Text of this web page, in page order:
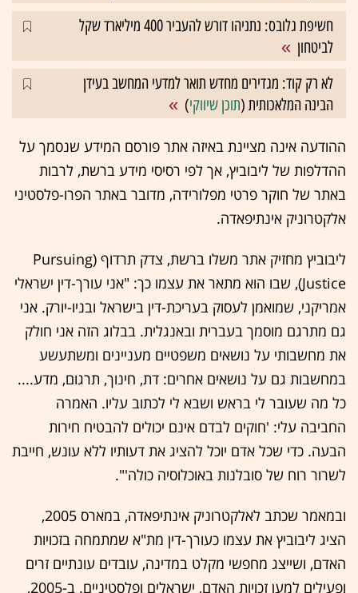
חשיפת גלובס: נתניהו דורש להעביר 400 מיליארד שקל
לביטחון
לא רק קוד: מגדירים מחדש תואר למדעי המחשב בעידן
הבינה המלאכותית (תוכן שיווקי)
ההודעה אינה מציינת באיזה אתר פורסם המידע שנסמך על
ההדלפות של ליבוביץ, אך לפי רסיסי מידע ברשת, לרבות
באתר של חוקר פרטי מפלורידה, מדובר באתר הפרו-פלסטיני
אלקטרוניק אינתיפאדה.
ליבוביץ מחזיק אתר משלו ברשת, צדק תרדוף (Pursuing
Justice), שבו הוא מתאר את עצמו כך: "אני עורך-דין ישראלי
אמריקני, שמואמן לעסוק בעריכת-דין בישראל ובניו-יורק. אני
גם מתרגם מוסמך בעברית ובאנגלית. בבלוג הזה אני חולק
את מחשבותי על נושאים משפטיים מעניינים ומשתעשע
במחשבות גם על נושאים אחרים: דת, חינוך, תרגום, מדע....
כל מה שעובר לי בראש ושבא לי לכתוב עליו. האמרה
החביבה עלי: 'חוקים לבדם אינם יכולים להבטיח חירות
הבעה. כדי שכל אדם יוכל להציג את דעותיו ללא עונש, חייבת
לשרור רוח של סובלנות באוכלוסיה כולה'".
ובמאמר שכתב לאלקטרוניק אינתיפאדה, במארס 2005,
הציג ליבוביץ את עצמו כעורך-דין מת"א שמתמחה בזכויות
האדם, ושייצג מחפשי מקלט במדינה, עובדים עונתיים זרים
ופעילים למען זכויות האדם, ישראלים ופלסטיניים. ב-2005,